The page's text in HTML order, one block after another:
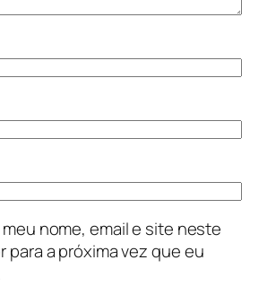
nome, email e site neste
para a próxima vez que eu